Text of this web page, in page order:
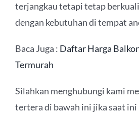
terjangkau tetapi tetap
dengan kebutuhan di tempat
Baca Juga : Daftar Harga
Termurah
Silahkan menghubungi kami
tertera di bawah ini jika saat ini